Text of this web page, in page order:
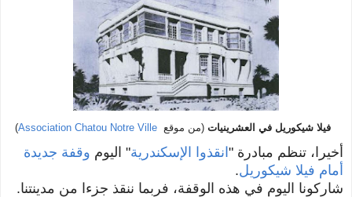
(Association Chatou Notre Ville فيلا شيكوريل في العشرينيات
أخيرا، تنظم مبادرة "انقذوا الإسكندرية" اليوم وقفة جديدة
أمام فيلا شيكوريل.
شاركونا اليوم في هذه الوقفة، فربما ننقذ جزءا من مدينتنا.